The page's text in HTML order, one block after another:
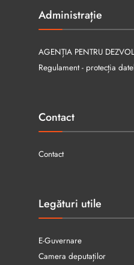
Administrație
AGENȚIA PENTRU
Regulament - protecția
Contact
Contact
Legături utile
E-Guvernare
Camera deputaților